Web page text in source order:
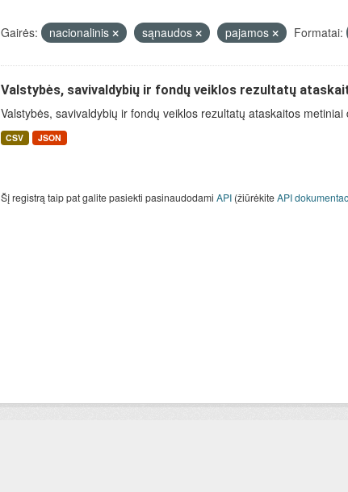
Gairės: nacionalinis sąnaudos pajamos Formatai:
Valstybės, savivaldybių ir fondų veiklos rezultatų
Valstybės, savivaldybių ir fondų veiklos rezultatų ataskaitos
CSV JSON
Šį registrą taip pat galite pasiekti pasinaudodami API(žiūrėkiteAPI